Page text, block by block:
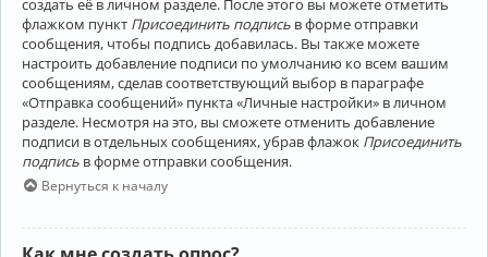
флажком пункт Присоединить подпись в форме отправки
сообщения, чтобы подпись добавилась. Вы также можете
настроить добавление подписи по умолчанию ко всем вашим
сообщениям, сделав соответствующий выбор в параграфе
«Отправка сообщений» пункта «Личные настройки» в личном
разделе. Несмотря на это, вы сможете отменить добавление
подписи в отдельных сообщениях, убрав флажок Присоединить
подпись в форме отправки сообщения.
Вернуться к началу